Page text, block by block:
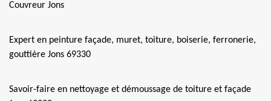
Couvreur Jons
Expert en peinture façade, muret, toiture, boiserie, ferronerie,
gouttière Jons 69330
Savoir-faire en nettoyage et démoussage de toiture et façade